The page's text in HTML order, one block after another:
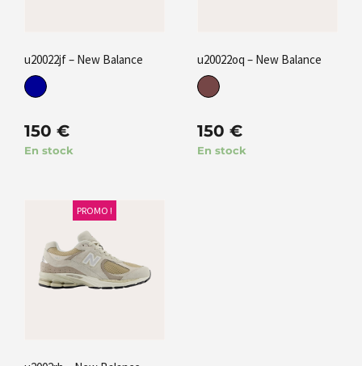
u20022jf – New Balance
150 €
En stock
u20022oq – New Balance
150 €
En stock
PROMO !